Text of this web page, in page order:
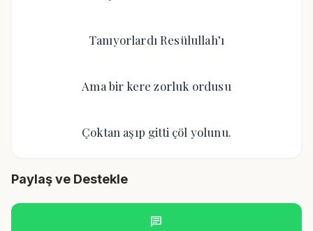
Tanıyorlardı Resülullah’ı
Ama bir kere zorluk ordusu
Çoktan aşıp gitti çöl yolunu.
Paylaş ve Destekle
chat